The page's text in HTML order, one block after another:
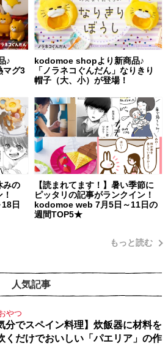
♪
マグ3
kodomoe shopより新商品♪
「ノラネコぐんだん」なりきり
帽子（大、小）が登場！
みの
日
【読まれてます！】暑い季節に
ピッタリの記事がランクイン！
kodomoe web 7月5日～11日の
週間TOP5★
もっと読む
人気記事
やつ
分でスペイン料理】炊飯器に材料を
くだけでおいしい「パエリア」の作